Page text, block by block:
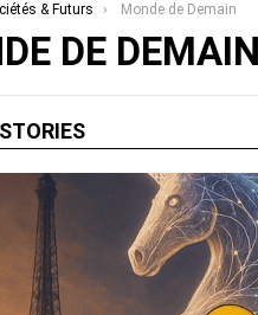
& Futurs Monde de Demain
DE DEMAIN